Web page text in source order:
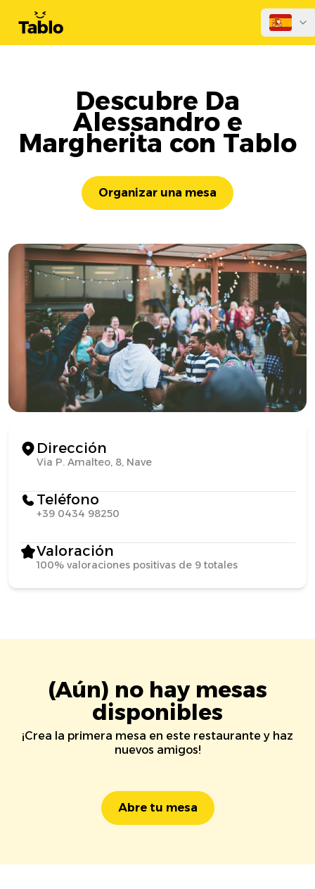
Descubre Da
Alessandro e
Margherita con Tablo
Organizar una mesa
Dirección
Via P. Amalteo, 8, Nave
Teléfono
+39 0434 98250
Valoración
100% valoraciones positivas de 9 totales
(Aún) no hay mesas
disponibles
¡Crea la primera mesa en este restaurante y haz
nuevos amigos!
Abre tu mesa